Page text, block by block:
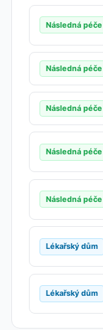
Následná péče
Následná péče
Následná péče
Následná péče
Následná péče
Lékařský dům
Lékařský dům